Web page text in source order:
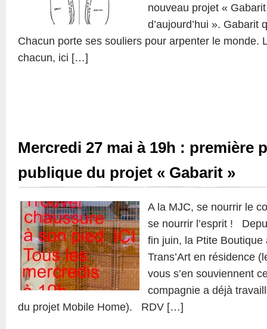
nouveau projet «
d’aujourd’hui ». Gabarit
Chacun porte ses souliers pour arpenter le monde.
chacun, ici […]
Mercredi 27 mai à 19h : première
publique du projet « Gabarit »
A la MJC, se nourrir le
se nourrir l’esprit !
fin juin, la Ptite
Trans’Art en résidence
vous s’en souviennent
compagnie a déjà
du projet Mobile Home). RDV […]